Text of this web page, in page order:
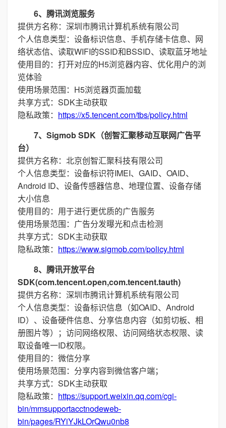
6、腾讯浏览服务
提供方名称：深圳市腾讯计算机系统有限公司
个人信息类型：设备标识信息、手机存储卡信息、网
络状态信、读取WIFI的SSID和BSSID、读取蓝牙地址
使用目的：打开对应的H5浏览器内容、优化用户的浏
览体验
使用场景范围：H5浏览器页面加载
共享方式：SDK主动获取
隐私政策： https://x5.tencent.com/tbs/policy.html
7、Sigmob SDK（创智汇聚移动互联网广告平
台）
提供方名称：北京创智汇聚科技有限公司
个人信息类型：设备标识符IMEI、GAID、OAID、
Android ID、设备传感器信息、地理位置、设备存储
大小信息
使用目的：用于进行更优质的广告服务
使用场景范围：广告分发曝光和点击检测
共享方式：SDK主动获取
隐私政策： https://www.sigmob.com/policy.html
8、腾讯开放平台
SDK(com.tencent.open,com.tencent.tauth)
提供方名称：深圳市腾讯计算机系统有限公司
个人信息类型：设备标识信息（如OAID、Android
ID）、设备硬件信息、分享信息内容（如剪切板、相
册图片等）；访问网络权限、访问网络状态权限、读
取设备唯一ID权限。
使用目的：微信分享
使用场景范围：分享内容到微信客户端；
共享方式：SDK主动获取
隐私政策： https://support.weixin.qq.com/cgi-
bin/mmsupportacctnodeweb-
bin/pages/RYiYJkLOrQwu0nb8